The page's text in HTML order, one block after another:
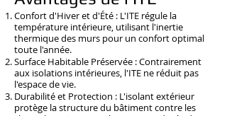
Confort d'Hiver et d'Été : L'ITE régule la
température intérieure, utilisant l'inertie
thermique des murs pour un confort optimal
toute l'année.
Surface Habitable Préservée : Contrairement
aux isolations intérieures, l'ITE ne réduit pas
l'espace de vie.
Durabilité et Protection : L'isolant extérieur
protège la structure du bâtiment contre les